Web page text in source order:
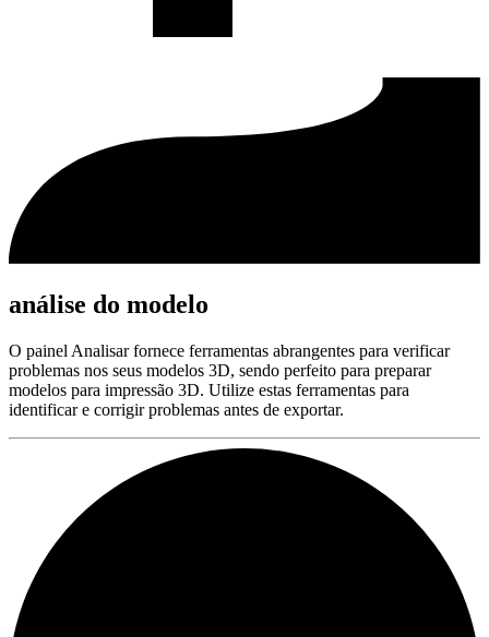
análise do modelo
O painel Analisar fornece ferramentas abrangentes para verificar
problemas nos seus modelos 3D, sendo perfeito para preparar
modelos para impressão 3D. Utilize estas ferramentas para
identificar e corrigir problemas antes de exportar.